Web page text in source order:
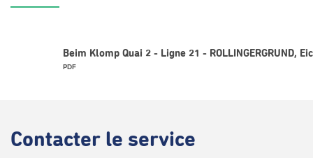
Beim Klomp Quai 2 - Ligne 21 - ROLLINGERGRUND,
PDF
Contacter le service